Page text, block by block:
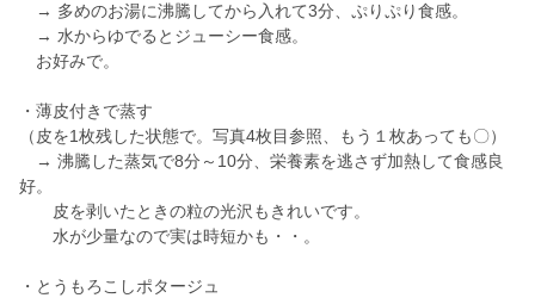
→ 多めのお湯に沸騰してから入れて3分、ぷりぷり食感。
→ 水からゆでるとジューシー食感。
お好みで。
・薄皮付きで蒸す
（皮を1枚残した状態で。写真4枚目参照、もう１枚あっても〇）
→ 沸騰した蒸気で8分～10分、栄養素を逃さず加熱して食感良
好。
皮を剥いたときの粒の光沢もきれいです。
水が少量なので実は時短かも・・。
・とうもろこしポタージュ